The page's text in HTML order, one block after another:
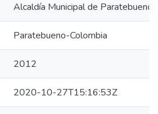
Alcaldía Municipal de Paratebueno
Paratebueno-Colombia
2012
2020-10-27T15:16:53Z